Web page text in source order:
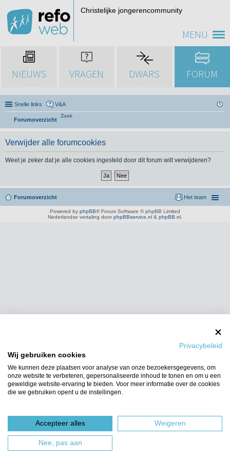
MENU
Christelijke jongerencommunity
NIEUWS VRAGEN DWARS FORUM
Snelle links V&A
Forumoverzicht
Zoek
Verwijder alle forumcookies
Weet je zeker dat je alle cookies ingesteld door dit forum wilt verwijderen?
Forumoverzicht Het team
Powered by phpBB® Forum Software © phpBB Limited
Nederlandse vertaling door phpBBservice.nl & phpBB.nl
Privacybeleid
Wij gebruiken cookies
We kunnen deze plaatsen voor analyse van onze bezoekersgegevens, om
onze website te verbeteren, gepersonaliseerde inhoud te tonen en om u een
geweldige website-ervaring te bieden. Voor meer informatie over de cookies
die we gebruiken opent u de instellingen.
Accepteer alles Weigeren
Nee, pas aan